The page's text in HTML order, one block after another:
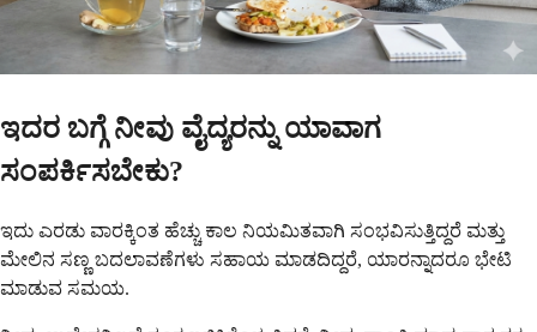
ಇದರ ಬಗ್ಗೆ ನೀವು ವೈದ್ಯರನ್ನು ಯಾವಾಗ
ಸಂಪರ್ಕಿಸಬೇಕು?
ಇದು ಎರಡು ವಾರಕ್ಕಿಂತ ಹೆಚ್ಚು ಕಾಲ ನಿಯಮಿತವಾಗಿ ಸಂಭವಿಸುತ್ತಿದ್ದರೆ ಮತ್ತು
ಮೇಲಿನ ಸಣ್ಣ ಬದಲಾವಣೆಗಳು ಸಹಾಯ ಮಾಡದಿದ್ದರೆ, ಯಾರನ್ನಾದರೂ ಭೇಟಿ
ಮಾಡುವ ಸಮಯ.